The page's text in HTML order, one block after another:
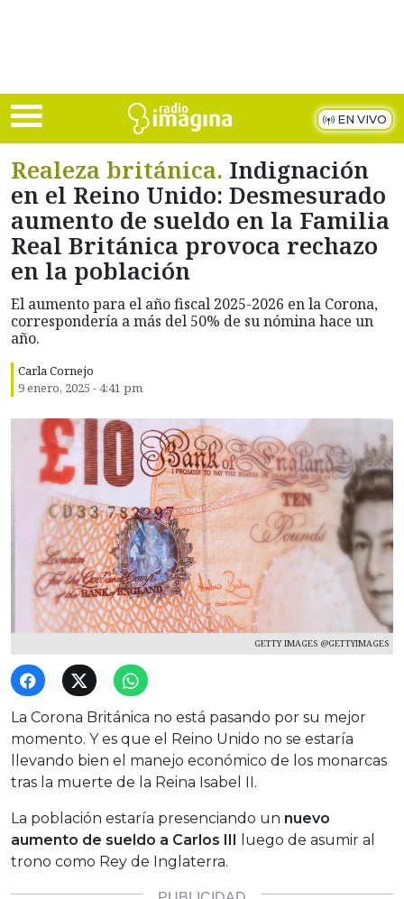
EN VIVO
Realeza británica. Indignación
en el Reino Unido: Desmesurado
aumento de sueldo en la Familia
Real Británica provoca rechazo
en la población
El aumento para el año fiscal 2025-2026 en la Corona,
correspondería a más del 50% de su nómina hace un
año.
Carla Cornejo
9 enero, 2025 - 4:41 pm
GETTY IMAGES @GETTYIMAGES
La Corona Británica no está pasando por su mejor
momento. Y es que el Reino Unido no se estaría
llevando bien el manejo económico de los monarcas
tras la muerte de la Reina Isabel II.
La población estaría presenciando un nuevo
aumento de sueldo a Carlos III
luego de asumir al
trono como Rey de Inglaterra.